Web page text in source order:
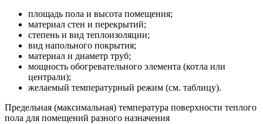
площадь пола и высота помещения;
материал стен и перекрытий;
степень и вид теплоизоляции;
вид напольного покрытия;
материал и диаметр труб;
мощность обогревательного элемента (котла или
централи);
желаемый температурный режим (см. таблицу).
Предельная (максимальная) температура поверхности теплого
пола для помещений разного назначения